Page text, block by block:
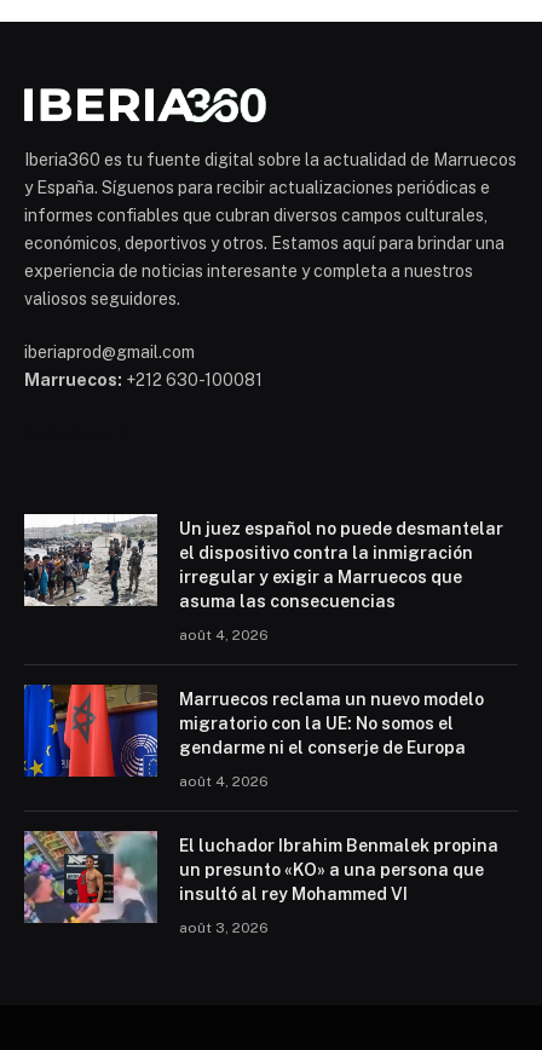
Iberia360 es tu fuente digital sobre la actualidad de Marruecos
y España. Síguenos para recibir actualizaciones periódicas e
informes confiables que cubran diversos campos culturales,
económicos, deportivos y otros. Estamos aquí para brindar una
experiencia de noticias interesante y completa a nuestros
valiosos seguidores.
iberiaprod@gmail.com
Marruecos: +212 630-100081
Un juez español no puede desmantelar
el dispositivo contra la inmigración
irregular y exigir a Marruecos que
asuma las consecuencias
août 4, 2026
Marruecos reclama un nuevo modelo
migratorio con la UE: No somos el
gendarme ni el conserje de Europa
août 4, 2026
El luchador Ibrahim Benmalek propina
un presunto «KO» a una persona que
insultó al rey Mohammed VI
août 3, 2026